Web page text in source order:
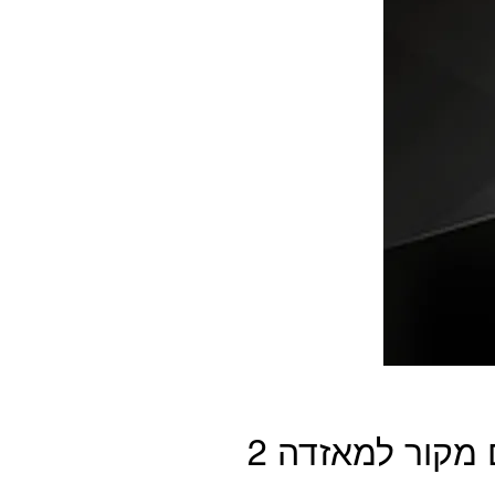
מערכת מולטימדיה תואם מקור למאזדה 2